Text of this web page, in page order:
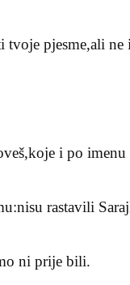
tvoje pjesme,ali
i po
rastavili
ni prije bili.